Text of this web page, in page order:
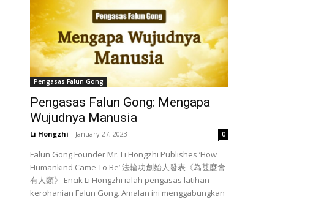
Pengasas Falun Gong
Pengasas Falun Gong: Mengapa
Wujudnya Manusia
Li Hongzhi - January 27, 2023 0
Falun Gong Founder Mr. Li Hongzhi Publishes ‘How
Humankind Came To Be’ 法輪功創始人發表《為甚麼會
有人類》 Encik Li Hongzhi ialah pengasas latihan
kerohanian Falun Gong. Amalan ini menggabungkan